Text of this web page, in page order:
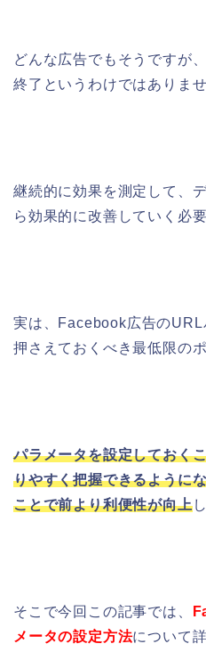
どんな広告でもそうですが
終了というわけではありませ
継続的に効果を測定して、
ら効果的に改善していく必
実は、Facebook広告のURL
押さえておくべき最低限の
パラメータを設定しておく
りやすく把握できるように
ことで前より利便性が向上
そこで今回この記事では、
メータの設定方法について